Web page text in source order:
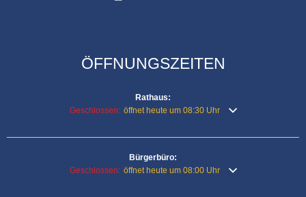
ÖFFNUNGSZEITEN
Rathaus:
Klicken, um weitere Öffnungs- oder Schließzeiten
Geschlossen: öffnet heute um 08:30 Uhr
Bürgerbüro:
Klicken, um weitere Öffnungs- oder Schließzeiten
Geschlossen: öffnet heute um 08:00 Uhr